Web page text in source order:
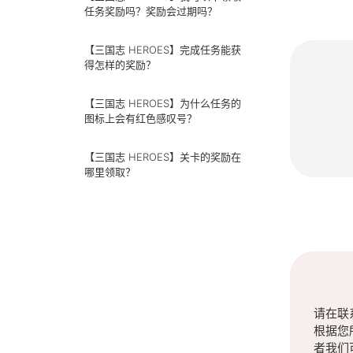
任务奖励吗？奖励会过期吗？
【三国志 HEROES】完成任务能获
得怎样的奖励？
【三国志 HEROES】为什么任务的
图标上会有红色感叹号？
【三国志 HEROES】关卡的奖励在
哪里领取？
请在联
根据您
者我们